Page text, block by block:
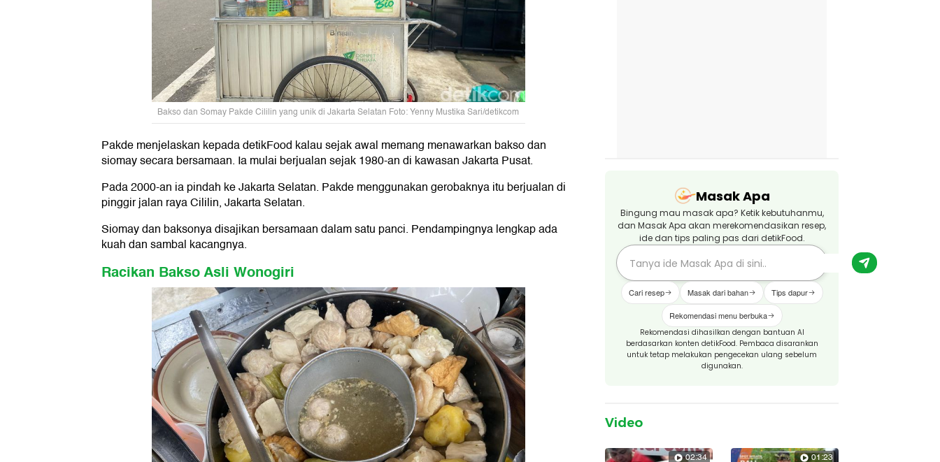
Bakso dan Somay Pakde Cililin yang unik di Jakarta Selatan Foto: Yenny Mustika Sari/detikcom
Pakde menjelaskan kepada detikFood kalau sejak awal memang menawarkan bakso dan
siomay secara bersamaan. Ia mulai berjualan sejak 1980-an di kawasan Jakarta Pusat.
Pada 2000-an ia pindah ke Jakarta Selatan. Pakde menggunakan gerobaknya itu berjualan di
pinggir jalan raya Cililin, Jakarta Selatan.
Siomay dan baksonya disajikan bersamaan dalam satu panci. Pendampingnya lengkap ada
kuah dan sambal kacangnya.
Racikan Bakso Asli Wonogiri
Masak Apa
Bingung mau masak apa? Ketik kebutuhanmu,
dan Masak Apa akan merekomendasikan resep,
ide dan tips paling pas dari detikFood.
Cari resep Masak dari bahan Tips dapur
Rekomendasi menu berbuka
Rekomendasi dihasilkan dengan bantuan AI
berdasarkan konten detikFood. Pembaca disarankan
untuk tetap melakukan pengecekan ulang sebelum
digunakan.
Video
02:34 01:23